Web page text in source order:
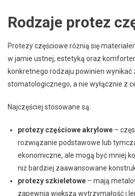
Rodzaje protez
Protezy częściowe różnią się
w jamie ustnej, estetyką oraz
konkretnego rodzaju powinien wynikać
stomatologicznego, a nie wyłącznie z
Najczęściej stosowane są:
protezy częściowe akrylowe –
rozwiązanie podstawowe lub
ekonomiczne, ale mogą być mniej
niż bardziej zaawansowane
protezy szkieletowe – mają
zapewnia większą wytrzymałość i